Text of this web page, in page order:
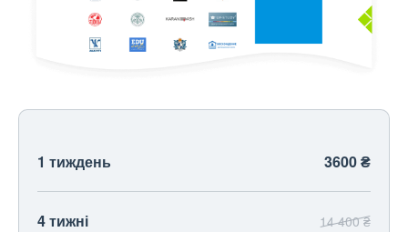
1 тиждень 3600 ₴
4 тижні 14 400 ₴